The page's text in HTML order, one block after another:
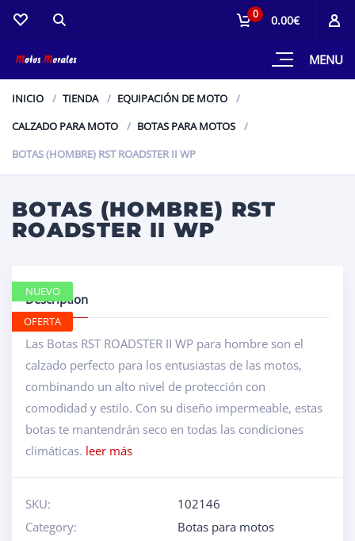
MENU
0 0.00€
INICIO TIENDA
EQUIPACIÓN DE MOTO
CALZADO PARA MOTO
BOTAS PARA MOTOS
BOTAS (HOMBRE) RST ROADSTER II WP
BOTAS (HOMBRE) RST
ROADSTER II WP
Description
Las Botas RST ROADSTER II WP para hombre son el
calzado perfecto para los entusiastas de las motos,
combinando un alto nivel de protección con
comodidad y estilo. Con su diseño impermeable, estas
botas te mantendrán seco en todas las condiciones
climáticas. leer más
SKU:
102146
Category:
Botas para motos
NUEVO
OFERTA